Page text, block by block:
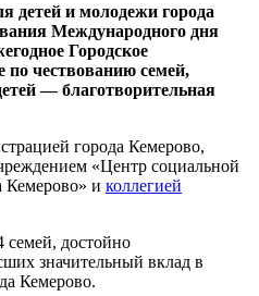
детей и молодежи города
Международного дня
Городское
по чествованию семей,
— благотворительная
города Кемерово,
«Центр социальной
Кемерово» и коллегией
семей, достойно
значительный вклад в
Кемерово.